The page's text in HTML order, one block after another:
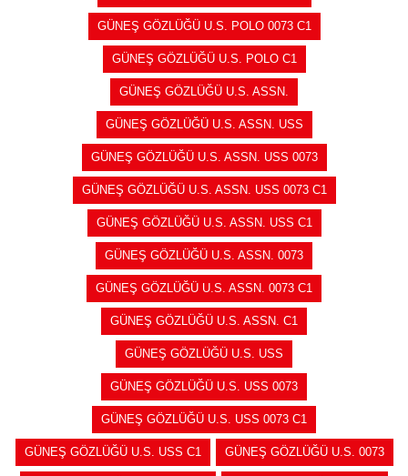
GÜNEŞ GÖZLÜĞÜ U.S. POLO 0073 C1
GÜNEŞ GÖZLÜĞÜ U.S. POLO C1
GÜNEŞ GÖZLÜĞÜ U.S. ASSN.
GÜNEŞ GÖZLÜĞÜ U.S. ASSN. USS
GÜNEŞ GÖZLÜĞÜ U.S. ASSN. USS 0073
GÜNEŞ GÖZLÜĞÜ U.S. ASSN. USS 0073 C1
GÜNEŞ GÖZLÜĞÜ U.S. ASSN. USS C1
GÜNEŞ GÖZLÜĞÜ U.S. ASSN. 0073
GÜNEŞ GÖZLÜĞÜ U.S. ASSN. 0073 C1
GÜNEŞ GÖZLÜĞÜ U.S. ASSN. C1
GÜNEŞ GÖZLÜĞÜ U.S. USS
GÜNEŞ GÖZLÜĞÜ U.S. USS 0073
GÜNEŞ GÖZLÜĞÜ U.S. USS 0073 C1
GÜNEŞ GÖZLÜĞÜ U.S. USS C1 GÜNEŞ GÖZLÜĞÜ U.S. 0073